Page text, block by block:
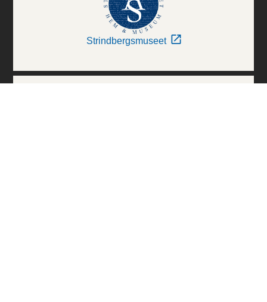
Strindbergsmuseet